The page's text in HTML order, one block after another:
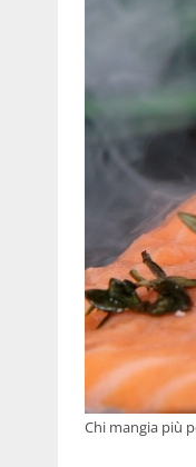
Chi mangia più